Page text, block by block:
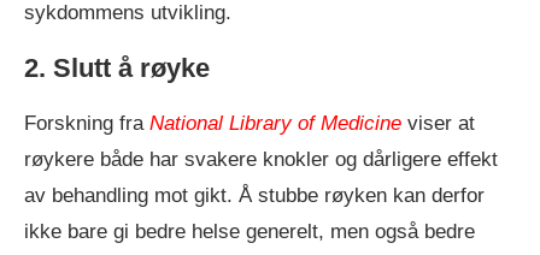
sykdommens utvikling.
2. Slutt å røyke
Forskning fra National Library of Medicine viser at
røykere både har svakere knokler og dårligere effekt
av behandling mot gikt. Å stubbe røyken kan derfor
ikke bare gi bedre helse generelt, men også bedre